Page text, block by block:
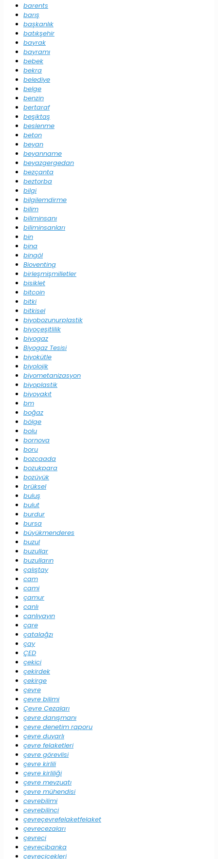
barents
barış
başkanlık
batıkşehir
bayrak
bayramı
bebek
bekra
belediye
belge
benzin
bertaraf
beşiktaş
beslenme
beton
beyan
beyanname
beyazgergedan
bezçanta
beztorba
bilgi
bilgilemdirme
bilim
biliminsanı
biliminsanları
bin
bina
bingöl
Bioventing
birleşmişmilletler
bisiklet
bitcoin
bitki
bitkisel
biyobozunurplastik
biyoçeşitlilik
biyogaz
Biyogaz Tesisi
biyokütle
biyolojik
biyometanizasyon
biyoplastik
biyoyakıt
bm
boğaz
bölge
bolu
bornova
boru
bozcaada
bozukpara
bozüyük
brüksel
buluş
bulut
burdur
bursa
büyükmenderes
buzul
buzullar
buzulların
çalıştay
cam
cami
çamur
canlı
canlıyayın
çare
çatalağzı
çay
ÇED
çekici
çekirdek
çekirge
çevre
çevre bilimi
Çevre Cezaları
çevre danışmanı
çevre denetim raporu
çevre duyarlı
çevre felaketleri
çevre görevlisi
çevre kirlili
çevre kirliliği
çevre mevzuatı
çevre mühendisi
cevrebilimi
cevrebilinci
çevreçevrefelaketfelaket
çevrecezaları
çevreci
çevrecibanka
çevreçiçekleri